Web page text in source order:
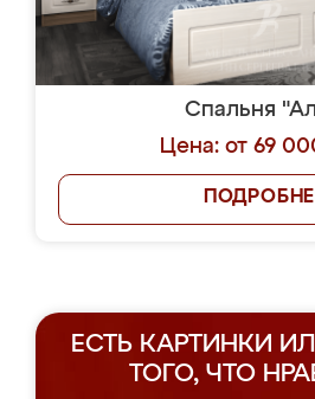
Спальня
Цена: от 69
ЕСТЬ КАРТИНКИ
ТОГО, ЧТО